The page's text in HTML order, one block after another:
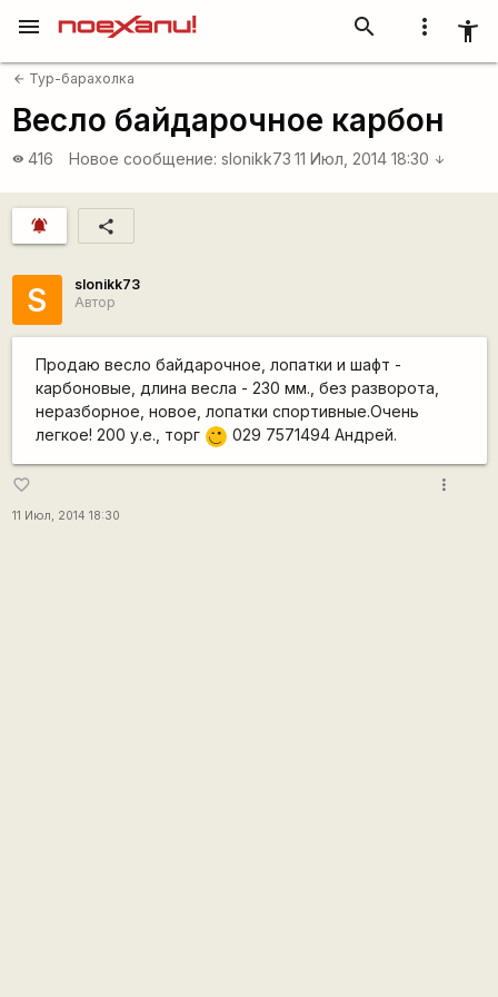
more_vert accessibility_new
search
menu
arrow_back Тур-барахолка
Весло байдарочное карбон
visibility 416 Новое сообщение: slonikk73 11 Июл, 2014 18:30 arrow_downward
notifications_active share
S
slonikk73
Автор
Продаю весло байдарочное, лопатки и шафт -
карбоновые, длина весла - 230 мм., без разворота,
неразборное, новое, лопатки спортивные.Очень
легкое! 200 у.е., торг ;) 029 7571494 Андрей.
favorite_border
11 Июл, 2014 18:30
more_vert